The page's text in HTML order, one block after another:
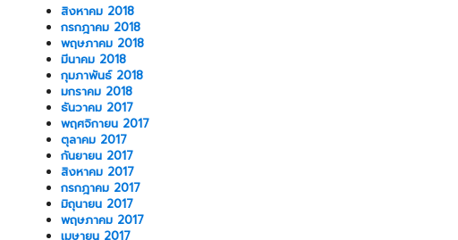
สิงหาคม 2018
กรกฎาคม 2018
พฤษภาคม 2018
มีนาคม 2018
กุมภาพันธ์ 2018
มกราคม 2018
ธันวาคม 2017
พฤศจิกายน 2017
ตุลาคม 2017
กันยายน 2017
สิงหาคม 2017
กรกฎาคม 2017
มิถุนายน 2017
พฤษภาคม 2017
เมษายน 2017